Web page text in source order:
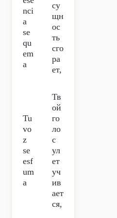
nci
a
se
qu
em
a
су
щн
ос
ть
сго
ра
ет,
Tu
vo
z
se
esf
um
a
Тв
ой
го
ло
с
ул
ет
уч
ив
ает
ся,